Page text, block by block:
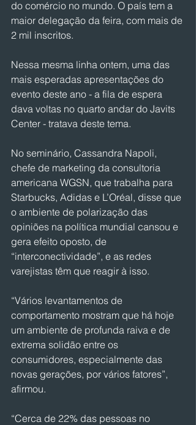
do comércio no mundo. O país tem a
maior delegação da feira, com mais de
2 mil inscritos.
Nessa mesma linha ontem, uma das
mais esperadas apresentações do
evento deste ano - a fila de espera
dava voltas no quarto andar do Javits
Center - tratava deste tema.
No seminário, Cassandra Napoli,
chefe de marketing da consultoria
americana WGSN, que trabalha para
Starbucks, Adidas e L’Oréal, disse que
o ambiente de polarização das
opiniões na política mundial cansou e
gera efeito oposto, de
“interconectividade”, e as redes
varejistas têm que reagir à isso.
“Vários levantamentos de
comportamento mostram que há hoje
um ambiente de profunda raiva e de
extrema solidão entre os
consumidores, especialmente das
novas gerações, por vários fatores”,
afirmou.
“Cerca de 22% das pessoas no